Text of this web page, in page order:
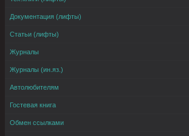
Документация (лифты)
Статьи (лифты)
Журналы
Журналы (ин.яз.)
Автолюбителям
Гостевая книга
Обмен ссылками